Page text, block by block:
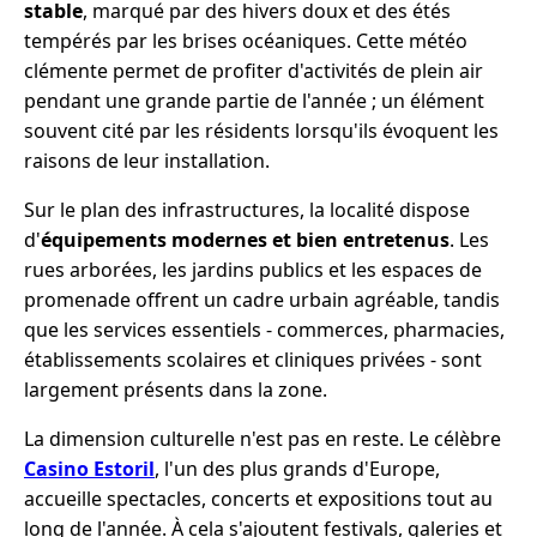
stable, marqué par des hivers doux et des étés
tempérés par les brises océaniques. Cette météo
clémente permet de profiter d'activités de plein air
pendant une grande partie de l'année ; un élément
souvent cité par les résidents lorsqu'ils évoquent les
raisons de leur installation.
Sur le plan des infrastructures, la localité dispose
d'équipements modernes et bien entretenus. Les
rues arborées, les jardins publics et les espaces de
promenade offrent un cadre urbain agréable, tandis
que les services essentiels - commerces, pharmacies,
établissements scolaires et cliniques privées - sont
largement présents dans la zone.
La dimension culturelle n'est pas en reste. Le célèbre
Casino Estoril, l'un des plus grands d'Europe,
accueille spectacles, concerts et expositions tout au
long de l'année. À cela s'ajoutent festivals, galeries et